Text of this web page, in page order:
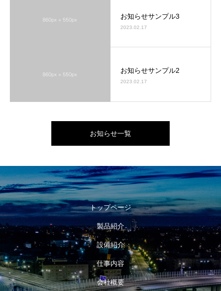
お知らせサンプル3
2023.02.17
お知らせサンプル2
2023.02.17
お知らせ一覧
トップページ
製品紹介
設備紹介
仕事内容
会社概要